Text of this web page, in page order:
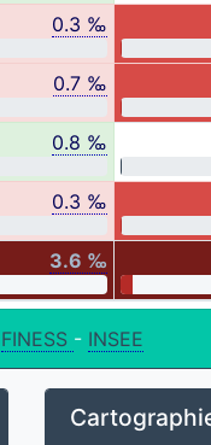
0.3 ‰
0.7 ‰
0.8 ‰
0.3 ‰
3.6 ‰
FINESS - INSEE